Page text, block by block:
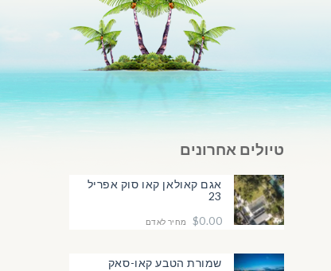
טיולים אחרונים
אגם קאולאן קאו סוק אפריל
23
$0.00
מחיר לאדם
שמורת הטבע קאו-סאק